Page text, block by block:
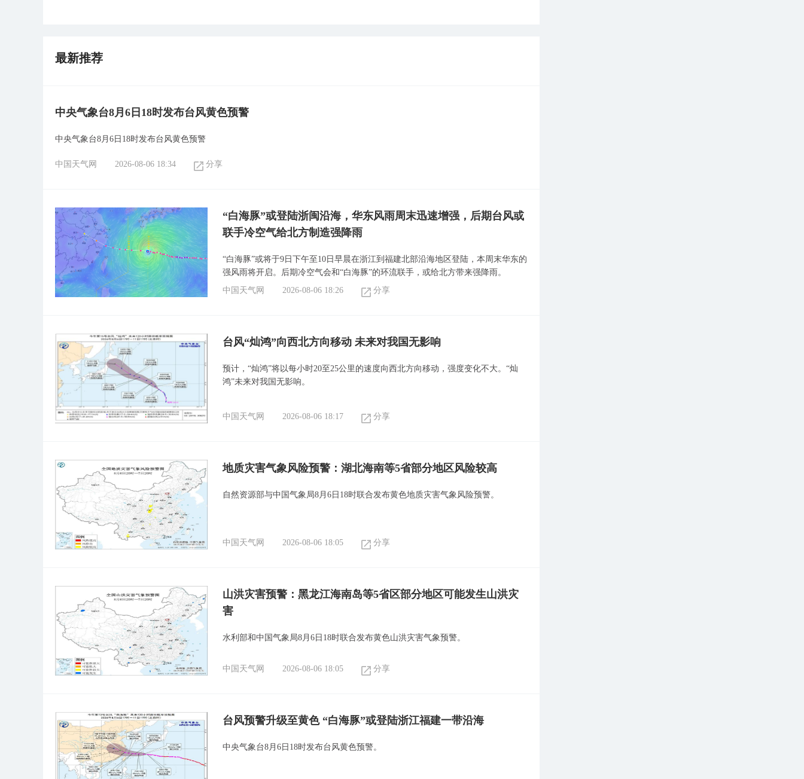
最新推荐
中央气象台8月6日18时发布台风黄色预警
中央气象台8月6日18时发布台风黄色预警
中国天气网 2026-08-06 18:34 分享
“白海豚”或登陆浙闽沿海，华东风雨周末迅速增强，后期台风或
联手冷空气给北方制造强降雨
“白海豚”或将于9日下午至10日早晨在浙江到福建北部沿海地区登陆，本周末华东的
强风雨将开启。后期冷空气会和“白海豚”的环流联手，或给北方带来强降雨。
中国天气网
2026-08-06 18:26 分享
台风“灿鸿”向西北方向移动 未来对我国无影响
预计，“灿鸿”将以每小时20至25公里的速度向西北方向移动，强度变化不大。“灿
鸿”未来对我国无影响。
中国天气网 2026-08-06 18:17 分享
地质灾害气象风险预警：湖北海南等5省部分地区风险较高
自然资源部与中国气象局8月6日18时联合发布黄色地质灾害气象风险预警。
中国天气网 2026-08-06 18:05 分享
山洪灾害预警：黑龙江海南岛等5省区部分地区可能发生山洪灾
害
水利部和中国气象局8月6日18时联合发布黄色山洪灾害气象预警。
中国天气网 2026-08-06 18:05 分享
台风预警升级至黄色 “白海豚”或登陆浙江福建一带沿海
中央气象台8月6日18时发布台风黄色预警。